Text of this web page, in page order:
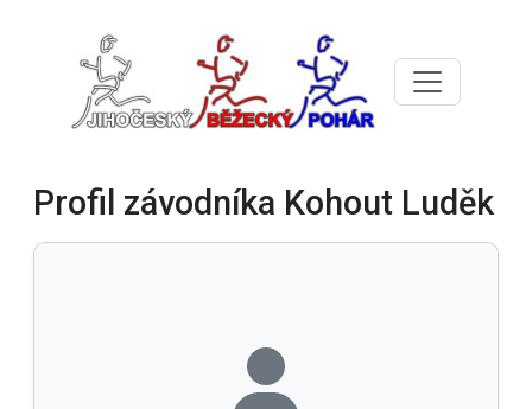
Profil závodníka Kohout Luděk